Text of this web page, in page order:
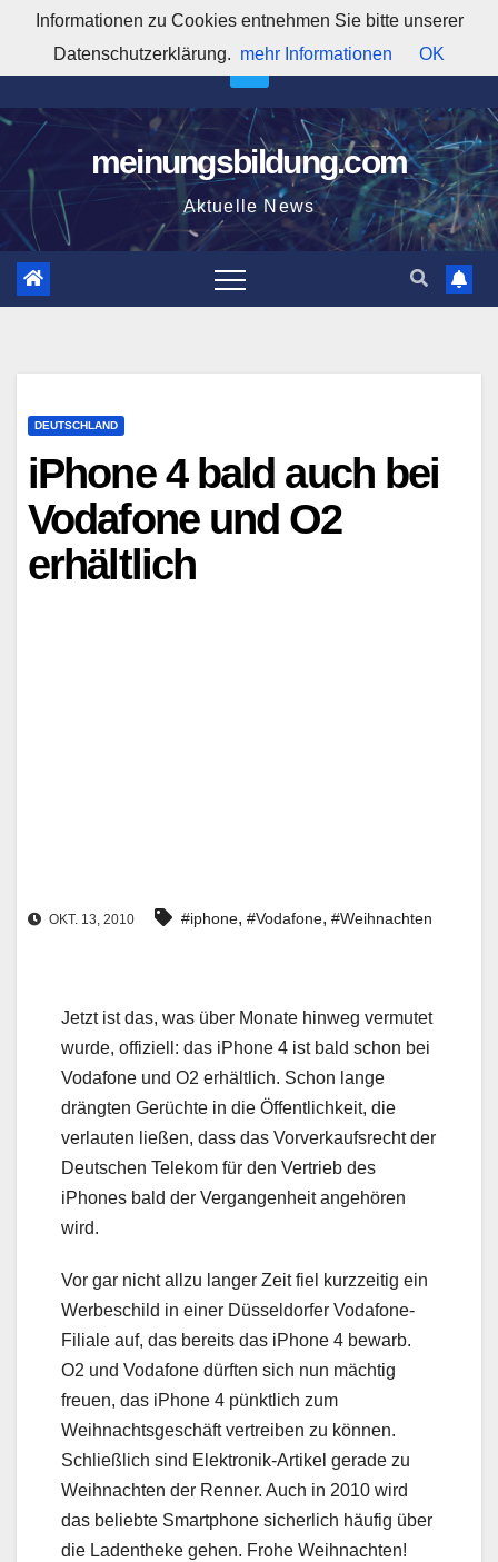
springen
9:38:58 AM
meinungsbildung.com
Aktuelle News
DEUTSCHLAND
iPhone 4 bald auch bei
Vodafone und O2
erhältlich
OKT. 13, 2010 #iphone, #Vodafone, #Weihnachten
Jetzt ist das, was über Monate hinweg vermutet
wurde, offiziell: das iPhone 4 ist bald schon bei
Vodafone und O2 erhältlich. Schon lange
drängten Gerüchte in die Öffentlichkeit, die
verlauten ließen, dass das Vorverkaufsrecht der
Deutschen Telekom für den Vertrieb des
iPhones bald der Vergangenheit angehören
wird.
Vor gar nicht allzu langer Zeit fiel kurzzeitig ein
Werbeschild in einer Düsseldorfer Vodafone-
Filiale auf, das bereits das iPhone 4 bewarb.
O2 und Vodafone dürften sich nun mächtig
freuen, das iPhone 4 pünktlich zum
Weihnachtsgeschäft vertreiben zu können.
Schließlich sind Elektronik-Artikel gerade zu
Weihnachten der Renner. Auch in 2010 wird
das beliebte Smartphone sicherlich häufig über
die Ladentheke gehen. Frohe Weihnachten!
Informationen zu Cookies entnehmen Sie bitte unserer
Datenschutzerklärung. mehr Informationen OK